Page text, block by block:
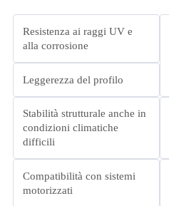
Resistenza ai raggi UV e
alla corrosione
Leggerezza del profilo
Stabilità strutturale anche in
condizioni climatiche
difficili
Compatibilità con sistemi
motorizzati